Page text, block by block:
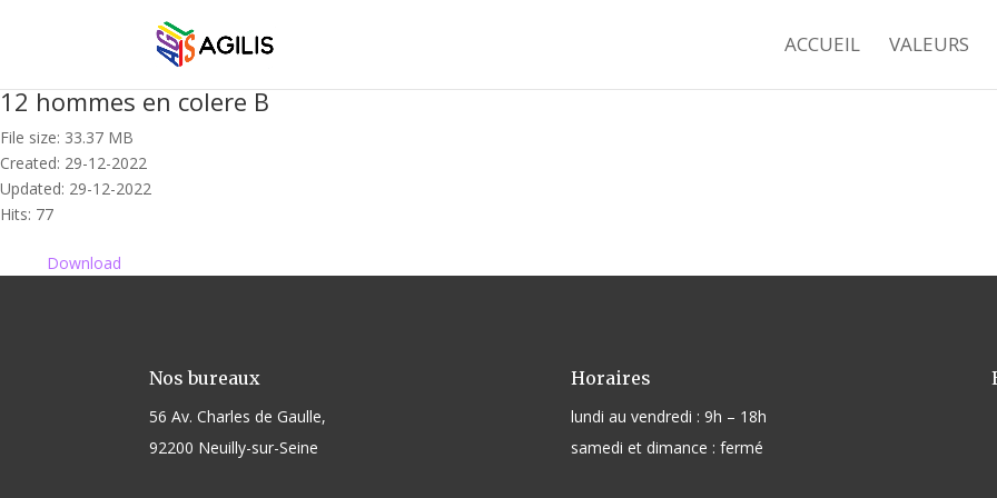
ACCUEIL VALEURS
12 hommes en colere B
File size: 33.37 MB
Created: 29-12-2022
Updated: 29-12-2022
Hits: 77
Download
Nos bureaux
56 Av. Charles de Gaulle,
92200 Neuilly-sur-Seine
Horaires
lundi au vendredi : 9h – 18h
samedi et dimance : fermé